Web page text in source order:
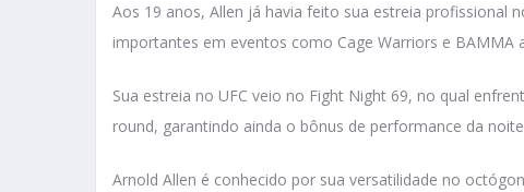
Aos 19 anos, Allen já havia feito sua estreia profissional
importantes em eventos como Cage Warriors e BAMMA
Sua estreia no UFC veio no Fight Night 69, no qual
round, garantindo ainda o bônus de performance da
Arnold Allen é conhecido por sua versatilidade no